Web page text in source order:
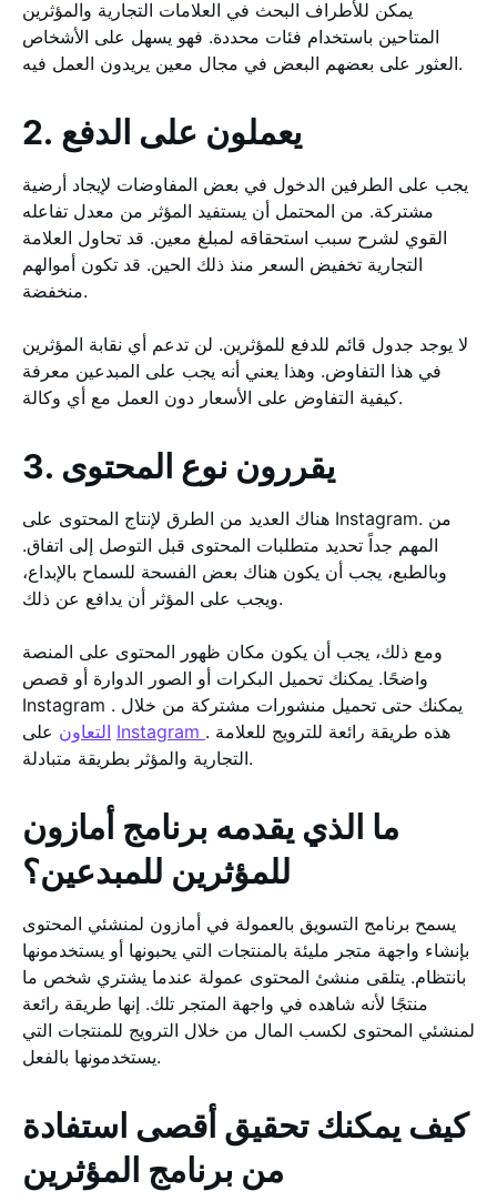
يمكن للأطراف البحث في العلامات التجارية والمؤثرين
المتاحين باستخدام فئات محددة. فهو يسهل على الأشخاص
العثور على بعضهم البعض في مجال معين يريدون العمل فيه.
2. يعملون على الدفع
يجب على الطرفين الدخول في بعض المفاوضات لإيجاد أرضية
مشتركة. من المحتمل أن يستفيد المؤثر من معدل تفاعله
القوي لشرح سبب استحقاقه لمبلغ معين. قد تحاول العلامة
التجارية تخفيض السعر منذ ذلك الحين. قد تكون أموالهم
منخفضة.
لا يوجد جدول قائم للدفع للمؤثرين. لن تدعم أي نقابة المؤثرين
في هذا التفاوض. وهذا يعني أنه يجب على المبدعين معرفة
كيفية التفاوض على الأسعار دون العمل مع أي وكالة.
3. يقررون نوع المحتوى
هناك العديد من الطرق لإنتاج المحتوى على Instagram. من
المهم جداً تحديد متطلبات المحتوى قبل التوصل إلى اتفاق.
وبالطبع، يجب أن يكون هناك بعض الفسحة للسماح بالإبداع،
ويجب على المؤثر أن يدافع عن ذلك.
ومع ذلك، يجب أن يكون مكان ظهور المحتوى على المنصة
واضحًا. يمكنك تحميل البكرات أو الصور الدوارة أو قصص
Instagram . يمكنك حتى تحميل منشورات مشتركة من خلال
التعاون Instagram . هذه طريقة رائعة للترويج للعلامة
التجارية والمؤثر بطريقة متبادلة.
ما الذي يقدمه برنامج أمازون
للمؤثرين للمبدعين؟
يسمح برنامج التسويق بالعمولة في أمازون لمنشئي المحتوى
بإنشاء واجهة متجر مليئة بالمنتجات التي يحبونها أو يستخدمونها
بانتظام. يتلقى منشئ المحتوى عمولة عندما يشتري شخص ما
منتجًا لأنه شاهده في واجهة المتجر تلك. إنها طريقة رائعة
لمنشئي المحتوى لكسب المال من خلال الترويج للمنتجات التي
يستخدمونها بالفعل.
كيف يمكنك تحقيق أقصى استفادة